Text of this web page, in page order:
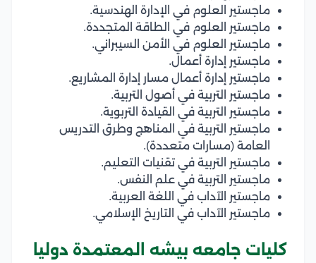
ماجستير العلوم في الإدارة الهندسية.
ماجستير العلوم في الطاقة المتجددة.
ماجستير العلوم في الأمن السيبراني.
ماجستير إدارة أعمال.
ماجستير إدارة أعمال مسار إدارة المشاريع.
ماجستير التربية في أصول التربية.
ماجستير التربية في القيادة التربوية.
ماجستير التربية في المناهج وطرق التدريس
العامة (مسارات متعددة).
ماجستير التربية في تقنيات التعليم.
ماجستير التربية في علم النفس.
ماجستير الآداب في اللغة العربية.
ماجستير الآداب في التاريخ الإسلامي.
كليات جامعه بيشه المعتمدة دوليا